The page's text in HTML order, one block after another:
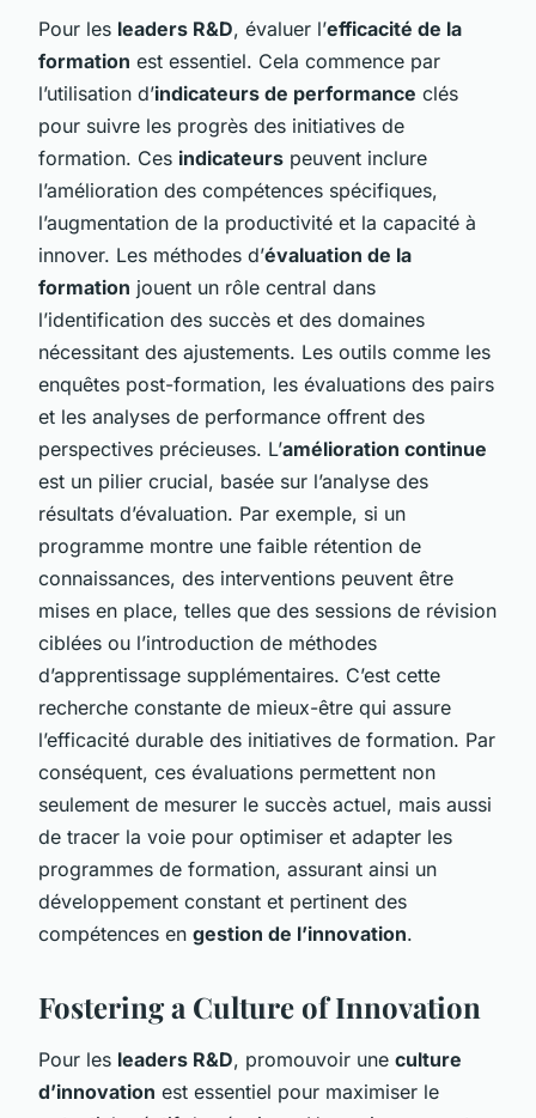
Pour les leaders R&D, évaluer l’efficacité de la
formation est essentiel. Cela commence par
l’utilisation d’indicateurs de performance clés
pour suivre les progrès des initiatives de
formation. Ces indicateurs peuvent inclure
l’amélioration des compétences spécifiques,
l’augmentation de la productivité et la capacité à
innover. Les méthodes d’évaluation de la
formation jouent un rôle central dans
l’identification des succès et des domaines
nécessitant des ajustements. Les outils comme les
enquêtes post-formation, les évaluations des pairs
et les analyses de performance offrent des
perspectives précieuses. L’amélioration continue
est un pilier crucial, basée sur l’analyse des
résultats d’évaluation. Par exemple, si un
programme montre une faible rétention de
connaissances, des interventions peuvent être
mises en place, telles que des sessions de révision
ciblées ou l’introduction de méthodes
d’apprentissage supplémentaires. C’est cette
recherche constante de mieux-être qui assure
l’efficacité durable des initiatives de formation. Par
conséquent, ces évaluations permettent non
seulement de mesurer le succès actuel, mais aussi
de tracer la voie pour optimiser et adapter les
programmes de formation, assurant ainsi un
développement constant et pertinent des
compétences en gestion de l’innovation.
Fostering a Culture of Innovation
Pour les leaders R&D, promouvoir une culture
d’innovation est essentiel pour maximiser le